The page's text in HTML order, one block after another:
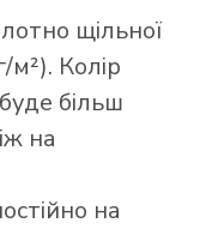
щільної
м²). Колір
більш
на
на